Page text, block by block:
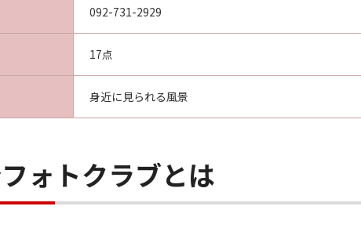
092-731-2929
17点
身近に見られる風景
ォトクラブとは